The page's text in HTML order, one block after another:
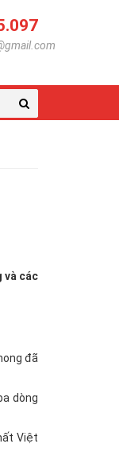
và các
đã
dòng
Việt